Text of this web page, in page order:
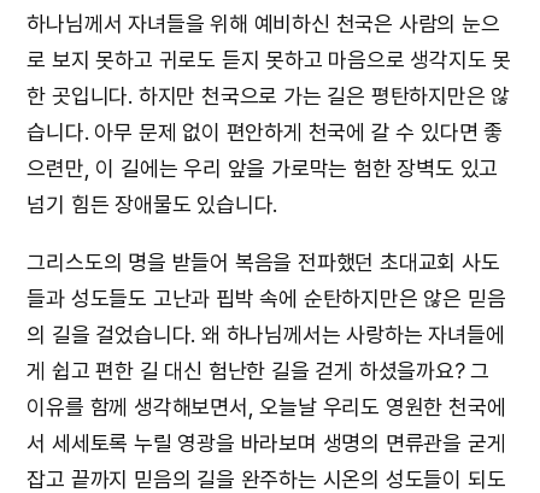
하나님께서 자녀들을 위해 예비하신 천국은 사람의 눈으
로 보지 못하고 귀로도 듣지 못하고 마음으로 생각지도 못
한 곳입니다. 하지만 천국으로 가는 길은 평탄하지만은 않
습니다. 아무 문제 없이 편안하게 천국에 갈 수 있다면 좋
으련만, 이 길에는 우리 앞을 가로막는 험한 장벽도 있고
넘기 힘든 장애물도 있습니다.
그리스도의 명을 받들어 복음을 전파했던 초대교회 사도
들과 성도들도 고난과 핍박 속에 순탄하지만은 않은 믿음
의 길을 걸었습니다. 왜 하나님께서는 사랑하는 자녀들에
게 쉽고 편한 길 대신 험난한 길을 걷게 하셨을까요? 그
이유를 함께 생각해보면서, 오늘날 우리도 영원한 천국에
서 세세토록 누릴 영광을 바라보며 생명의 면류관을 굳게
잡고 끝까지 믿음의 길을 완주하는 시온의 성도들이 되도